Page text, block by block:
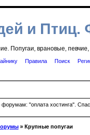
и
Попугаи, врановые,
Правила Поиск
"оплата хостинга".
» Крупные попугаи